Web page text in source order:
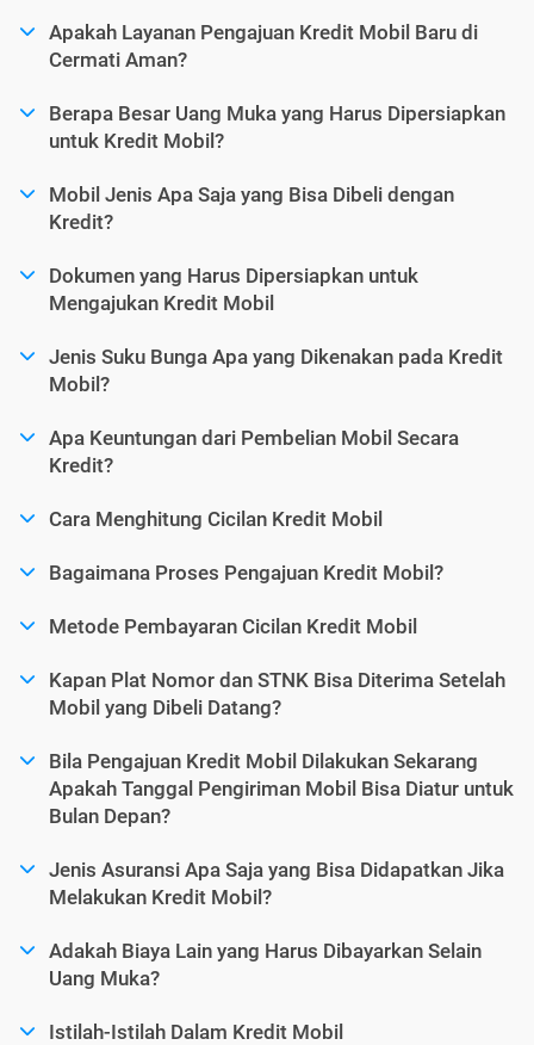
Apakah Layanan Pengajuan Kredit Mobil Baru di
Cermati Aman?
Berapa Besar Uang Muka yang Harus Dipersiapkan
untuk Kredit Mobil?
Mobil Jenis Apa Saja yang Bisa Dibeli dengan
Kredit?
Dokumen yang Harus Dipersiapkan untuk
Mengajukan Kredit Mobil
Jenis Suku Bunga Apa yang Dikenakan pada Kredit
Mobil?
Apa Keuntungan dari Pembelian Mobil Secara
Kredit?
Cara Menghitung Cicilan Kredit Mobil
Bagaimana Proses Pengajuan Kredit Mobil?
Metode Pembayaran Cicilan Kredit Mobil
Kapan Plat Nomor dan STNK Bisa Diterima Setelah
Mobil yang Dibeli Datang?
Bila Pengajuan Kredit Mobil Dilakukan Sekarang
Apakah Tanggal Pengiriman Mobil Bisa Diatur untuk
Bulan Depan?
Jenis Asuransi Apa Saja yang Bisa Didapatkan Jika
Melakukan Kredit Mobil?
Adakah Biaya Lain yang Harus Dibayarkan Selain
Uang Muka?
Istilah-Istilah Dalam Kredit Mobil